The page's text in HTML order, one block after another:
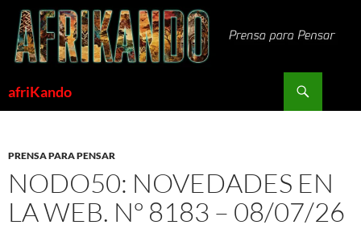
Saltar
contenido
afriKando
PRENSA PARA PENSAR
NODO50: NOVEDADES EN
LA WEB. Nº 8183 – 08/07/26